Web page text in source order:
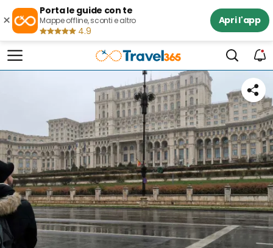
×
Porta le guide con te
Mappe offline, sconti e altro
4.9
Apri l'app